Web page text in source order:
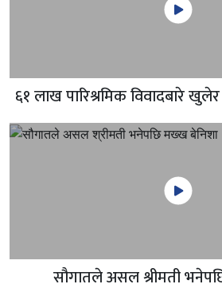
६१ लाख पारिश्रमिक विवादबारे
ठुलो बजेटमा बन्ने
सौगातले असल श्रीमती